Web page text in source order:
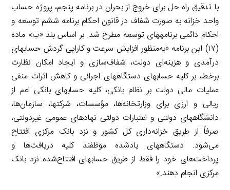
با تدقیق راه ­حل برای خروج از بحران در برنامه پنجم، پروژه حساب
واحد خزانه به صورت شفاف در قانون احکام برنامه ششم توسعه و
احکام دائمی برنامه­های توسعه مطرح شد. بر اساس بند «ب» ماده
(۱۷) این برنامه «به‌منظور افزایش سرعت و کارایی گردش حساب­های
درآمدی و هزینه‌ای دولت، شفاف‌سازی و ایجاد امکان نظارت
برخط، بر کلیه حساب­های دستگاه­های اجرائی و کاهش اثرات منفی
عملیات مالی دولت بر نظام بانکی، کلیه حساب­های بانکی اعم از
ریالی و ارزی برای وزارتخانه‌ها، مؤسسات، شرکت­ها، سازمان‌ها،
دانشگاه­های دولتی و اعتبارات دولتی نهادهای عمومی غیردولتی،
صرفاً از طریق خزانه‌داری کل کشور و نزد بانک مرکزی افتتاح
می‌شود. دستگاه­های یادشده موظفند کلیه دریافت‌ها و
پرداخت‌های خود را فقط از طریق حساب­های افتتاح‌شده نزد بانک
مرکزی انجام دهند.»